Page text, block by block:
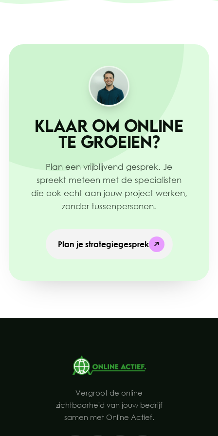
een vrijblijvende kennismaking.
KLAAR OM ONLINE
TE GROEIEN?
Plan een vrijblijvend gesprek. Je
spreekt meteen met de specialisten
die ook echt aan jouw project werken,
zonder tussenpersonen.
Plan je strategiegesprek
Vergroot de online
zichtbaarheid van jouw bedrijf
samen met Online Actief.